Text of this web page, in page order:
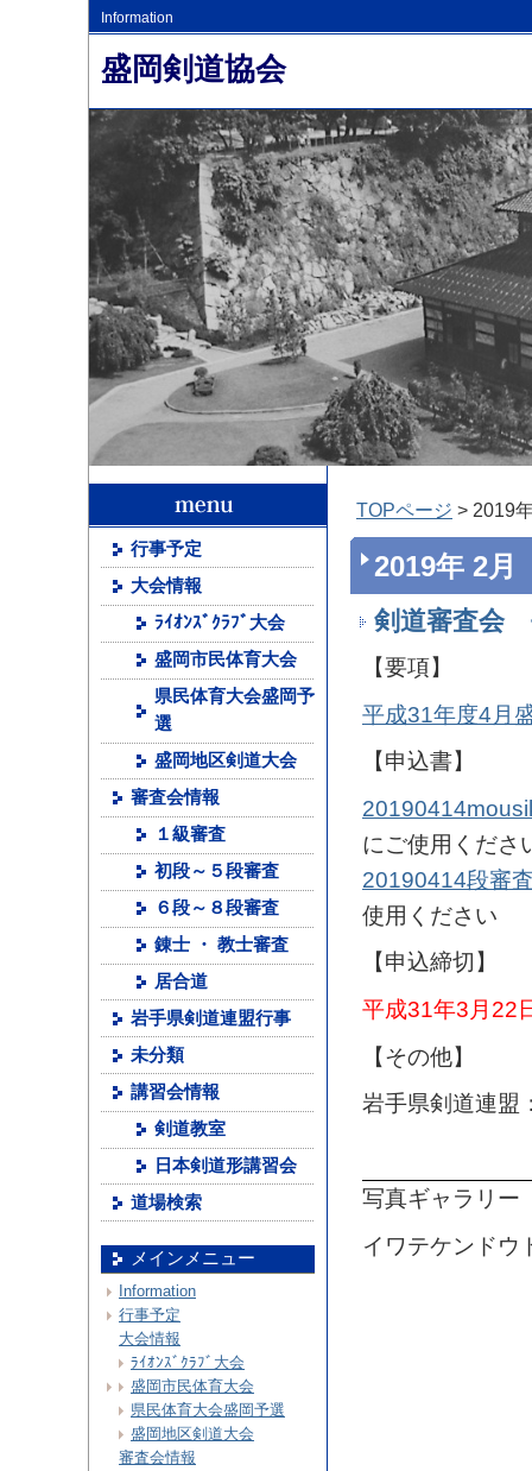
Information
盛岡剣道協会
TOPページ > 2019
2019年 2月
剣道審査会
【要項】
平成31年度4月
【申込書】
にご使用くださ
20190414段審
使用ください
【申込締切】
平成31年3月22
【その他】
岩手県剣道連盟
写真ギャラリー
イワテケンド
行事予定
大会情報
ﾗｲｵﾝｽﾞｸﾗﾌﾞ大会
盛岡市民体育大会
県民体育大会盛岡予
選
盛岡地区剣道大会
審査会情報
１級審査
初段～５段審査
６段～８段審査
錬士 ・ 教士審査
居合道
岩手県剣道連盟行事
未分類
講習会情報
剣道教室
日本剣道形講習会
道場検索
メインメニュー
Information
行事予定
大会情報
ﾗｲｵﾝｽﾞｸﾗﾌﾞ大会
盛岡市民体育大会
県民体育大会盛岡予選
盛岡地区剣道大会
審査会情報